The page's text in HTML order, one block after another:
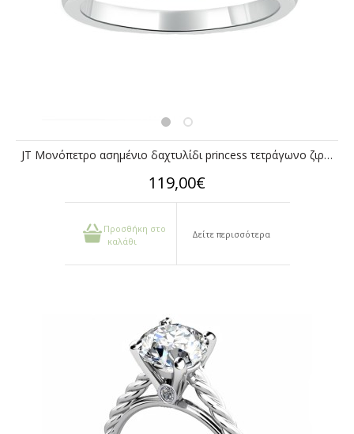
JT Μονόπετρο ασημένιο δαχτυλίδι princess τετράγωνο ζιργκόν
119,00€
Προσθήκη στο
καλάθι
Δείτε περισσότερα